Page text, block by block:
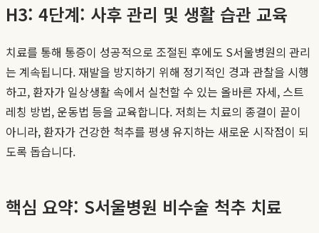
H3: 4단계: 사후 관리 및 생활 습관 교육
치료를 통해 통증이 성공적으로 조절된 후에도 S서울병원의 관리
는 계속됩니다. 재발을 방지하기 위해 정기적인 경과 관찰을 시행
하고, 환자가 일상생활 속에서 실천할 수 있는 올바른 자세, 스트
레칭 방법, 운동법 등을 교육합니다. 저희는 치료의 종결이 끝이
아니라, 환자가 건강한 척추를 평생 유지하는 새로운 시작점이 되
도록 돕습니다.
핵심 요약: S서울병원 비수술 척추 치료